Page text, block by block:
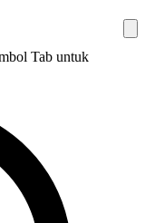
Tab untuk